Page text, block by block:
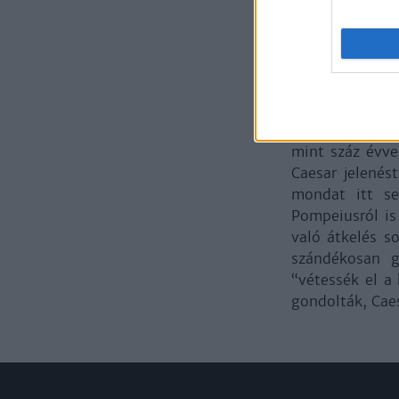
elismerné,
hozta volna
befejező
mint száz
Caesar
mondat itt
Pompeiusról
való átkelés
szándékosan
“vétessék el
gondolták,